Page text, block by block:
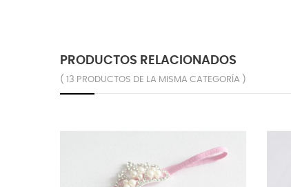
PRODUCTOS RELACIONADOS
( 13 PRODUCTOS DE LA MISMA CATEGORÍA )